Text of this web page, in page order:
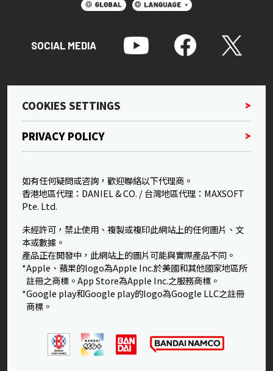
SOCIAL MEDIA
COOKIES SETTINGS
PRIVACY POLICY
如有任何疑問或咨詢，歡迎聯絡以下代理商。
香港地區代理：DANIEL & CO. / 台灣地區代理：MAXSOFT
Pte. Ltd.
未經許可，禁止使用、複製或複印此網站上的任何圖片、文
本或數據。
產品正在開發中，此網站上的圖片可能與實際產品不同。
*Apple、蘋果的logo為Apple Inc.於美國和其他國家地區所
註冊之商標。App Store為Apple Inc.之服務商標。
*Google play和Google play的logo為Google LLC之註冊
商標。